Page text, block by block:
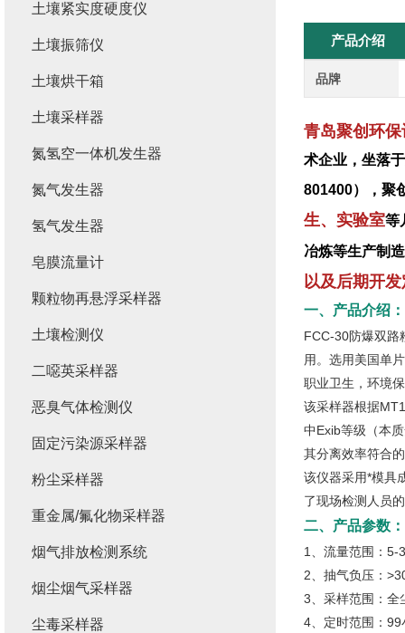
产品介绍
品牌
青岛聚创环
术企业，坐落
801400），聚
生、实验室等
冶炼等生产制
以及后期开
一、产品介绍：
FCC-30防爆双路
用。选用美国单
职业卫生，环境
该采样器根据
中Exib等级（本
其分离效率符合
该仪器采用*模具
了现场检测人员
二、产品参数：
1、流量范围：5-
2、抽气负压：
3、采样范围：全
4、定时范围：
土壤紧实度硬度仪
土壤振筛仪
土壤烘干箱
土壤采样器
氮氢空一体机发生器
氮气发生器
氢气发生器
皂膜流量计
颗粒物再悬浮采样器
土壤检测仪
二噁英采样器
恶臭气体检测仪
固定污染源采样器
粉尘采样器
重金属/氟化物采样器
烟气排放检测系统
烟尘烟气采样器
尘毒采样器